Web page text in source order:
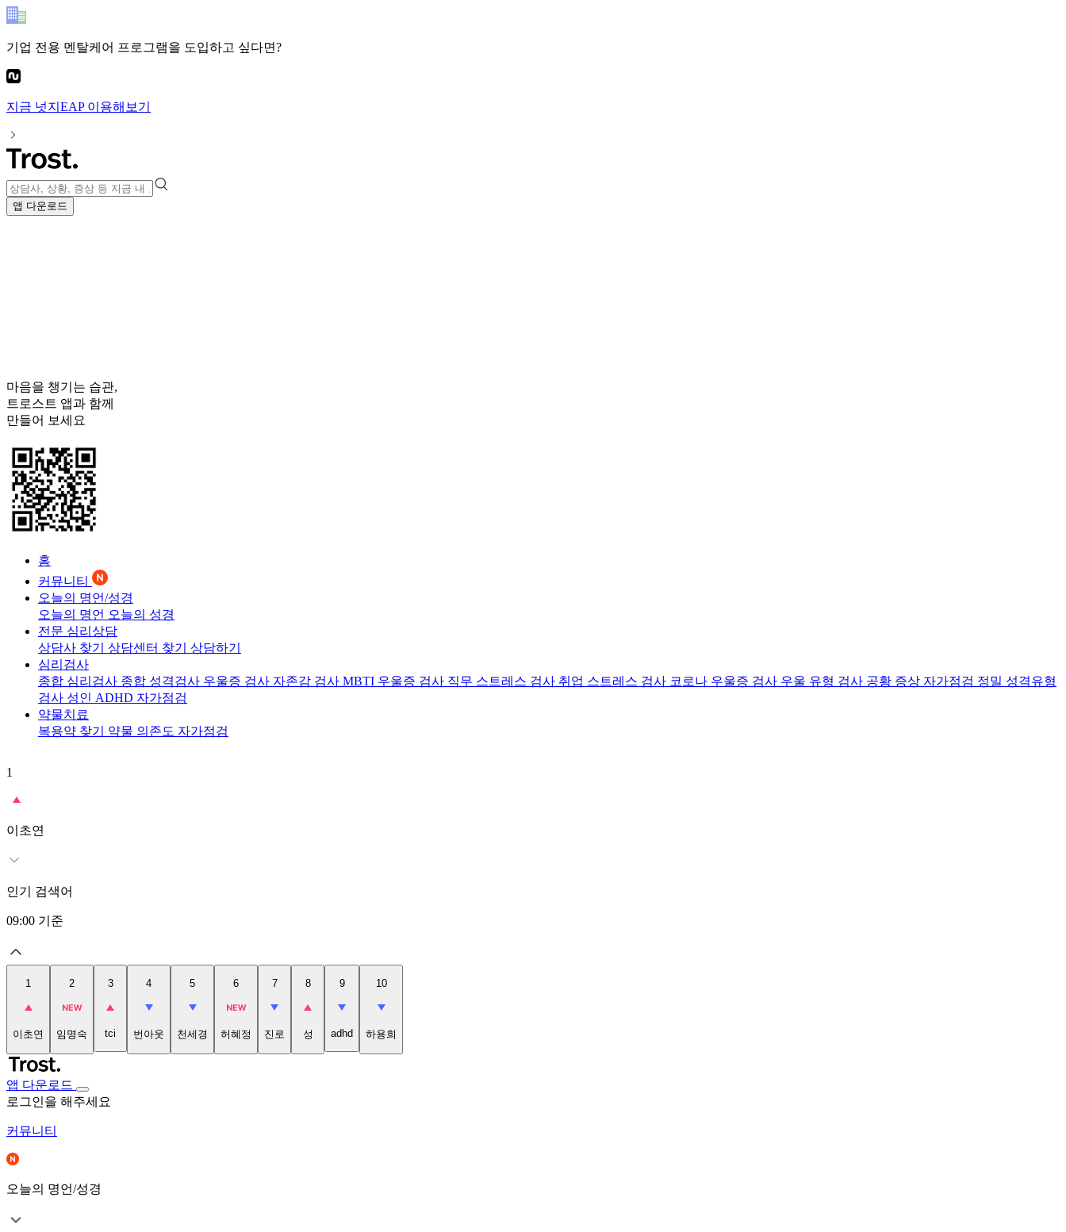
기업 전용 멘탈케어 프로그램을 도입하고 싶다면?
지금 넛지EAP이용해보기
앱 다운로드
마음을 챙기는 습관,
트로스트 앱과 함께
만들어 보세요
홈
커뮤니티
오늘의 명언/성경
오늘의 명언 오늘의 성경
전문 심리상담
상담사 찾기 상담센터 찾기 상담하기
심리검사
종합 심리검사 종합 성격검사 우울증 검사 자존감 검사 MBTI 우울증 검사 직무 스트레스 검사 취업 스트레스 검사 코로나 우울증 검사 우울 유형 검사 공황 증상 자가점검 정밀 성격유형
검사 성인 ADHD 자가점검
약물치료
복용약 찾기 약물 의존도 자가점검
1
이초연
인기 검색어
09:00 기준
1
이초연
2
임명숙
3
tci
4
번아웃
5
천세경
6
허혜정
7
진로
8
성
9
adhd
10
하용희
앱 다운로드
로그인을 해주세요
커뮤니티
오늘의 명언/성경